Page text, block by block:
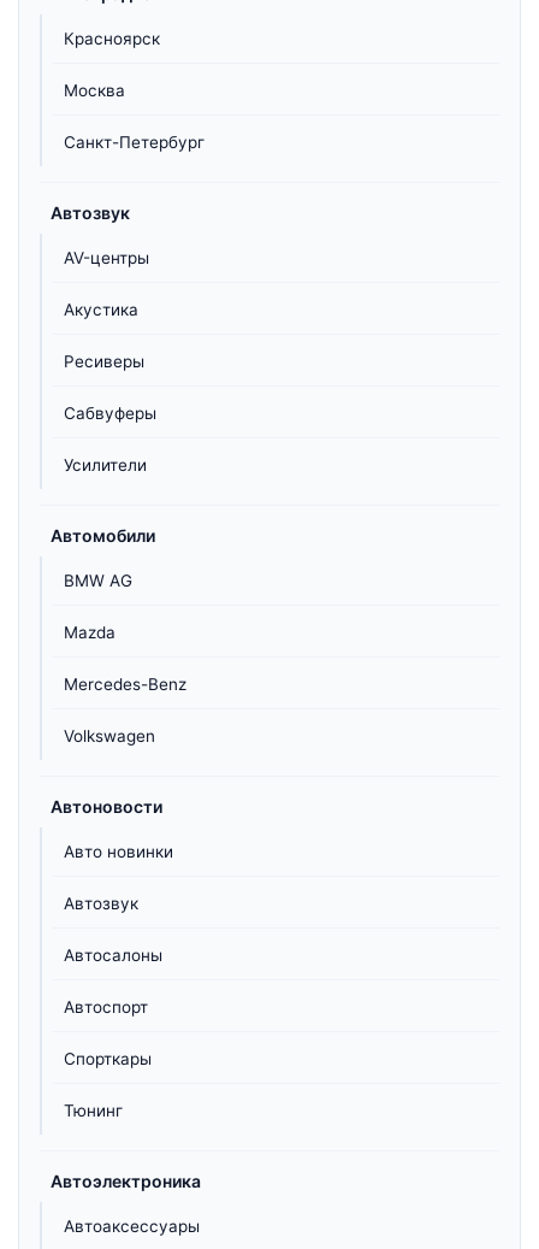
Красноярск
Москва
Санкт-Петербург
Автозвук
AV-центры
Акустика
Ресиверы
Сабвуферы
Усилители
Автомобили
BMW AG
Mazda
Mercedes-Benz
Volkswagen
Автоновости
Авто новинки
Автозвук
Автосалоны
Автоспорт
Спорткары
Тюнинг
Автоэлектроника
Автоаксессуары